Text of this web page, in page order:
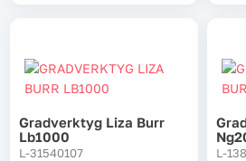
Gradverktyg Liza Burr
Lb1000
L-31540107 L-